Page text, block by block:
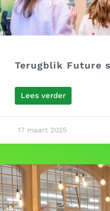
Terugblik Future
Lees verder
17 maart 2025